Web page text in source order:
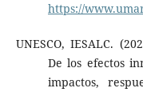
https://
UNESCO, IESALC.
De los efectos
impactos,